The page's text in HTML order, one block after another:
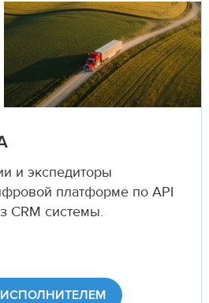
и экспедиторы
платформе по API
CRM системы.
ИСПОЛНИТЕЛЕМ